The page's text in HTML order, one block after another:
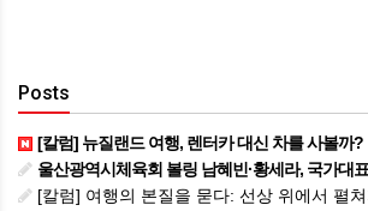
Posts
[칼럼] 뉴질랜드 여행, 렌터카 대신 차를 사볼까?
울산광역시체육회 볼링 남혜빈·황세라, 국가대표 평가전 통과… ‘
[칼럼] 여행의 본질을 묻다: 선상 위에서 펼쳐지는 공간과 사람,